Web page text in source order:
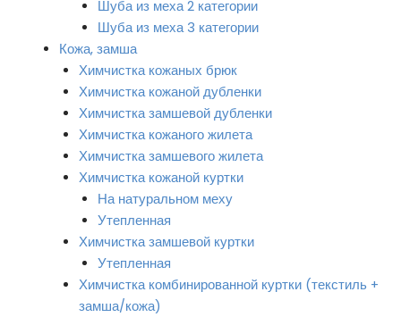
Шуба из меха 2 категории
Шуба из меха 3 категории
Кожа, замша
Химчистка кожаных брюк
Химчистка кожаной дубленки
Химчистка замшевой дубленки
Химчистка кожаного жилета
Химчистка замшевого жилета
Химчистка кожаной куртки
На натуральном меху
Утепленная
Химчистка замшевой куртки
Утепленная
Химчистка комбинированной куртки (текстиль +
замша/кожа)